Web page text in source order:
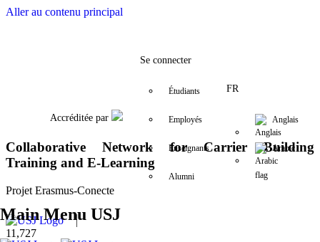
Aller au contenu principal
FacebookTwitter
Accréditée par
Se connecter
Étudiants
Employés
Enseignants
Alumni
FR
Anglais
Arabic
Main Menu USJ
Collaborative Network for Carrier Building
Training and E-Learning
Projet Erasmus-Conecte
11,727